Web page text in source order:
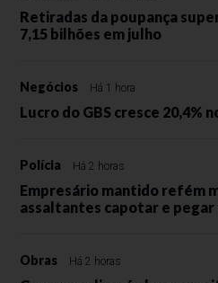
Retiradas da poupança
7,15 bilhões em julho
Negócios Há 1 hora
Lucro do GBS cresce 20,4%
Polícia Há 2 horas
Empresário mantido refém
assaltantes capotar e
Obras Há 2 horas